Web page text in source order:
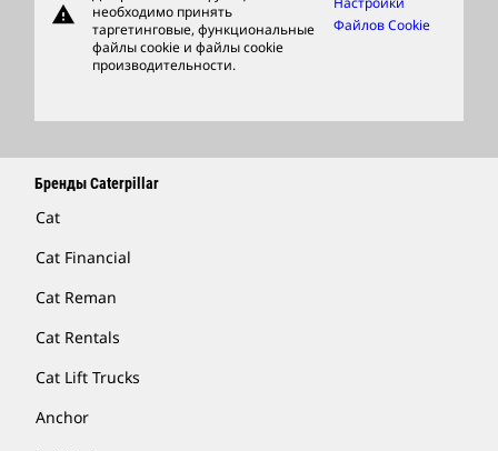
Фирменные Товары
Найти Дилера
warning
необходимо принять
таргетинговые, функциональные
файлы cookie и файлы cookie
производительности.
Файлов Cookie
Бренды Caterpillar
Cat
Cat Financial
Cat Reman
Cat Rentals
Cat Lift Trucks
Anchor